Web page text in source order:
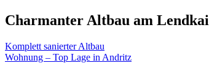
Charmanter Altbau am Lendkai
Beitragsnavigation
Komplett sanierter Altbau
Wohnung – Top Lage in Andritz